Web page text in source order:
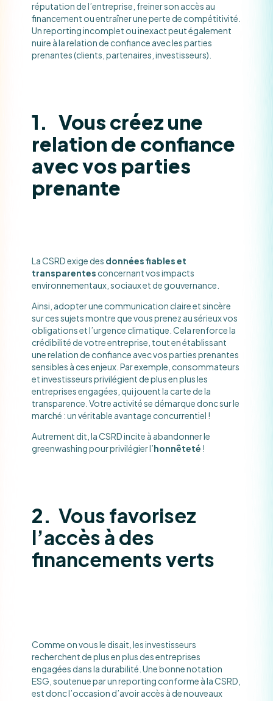
réputation de l’entreprise, freiner son accès au
financement ou entraîner une perte de compétitivité.
Un reporting incomplet ou inexact peut également
nuire à la relation de confiance avec les parties
prenantes (clients, partenaires, investisseurs).
1. Vous créez une
relation de confiance
avec vos parties
prenante
La CSRD exige des données fiables et
transparentes concernant vos impacts
environnementaux, sociaux et de gouvernance.
Ainsi, adopter une communication claire et sincère
sur ces sujets montre que vous prenez au sérieux vos
obligations et l’urgence climatique. Cela renforce la
crédibilité de votre entreprise, tout en établissant
une relation de confiance avec vos parties prenantes
sensibles à ces enjeux. Par exemple, consommateurs
et investisseurs privilégient de plus en plus les
entreprises engagées, qui jouent la carte de la
transparence. Votre activité se démarque donc sur le
marché : un véritable avantage concurrentiel !
Autrement dit, la CSRD incite à abandonner le
greenwashing pour privilégier l’honnêteté !
2.Vous favorisez
l’accès à des
financements verts
Comme on vous le disait, les investisseurs
recherchent de plus en plus des entreprises
engagées dans la durabilité. Une bonne notation
ESG, soutenue par un reporting conforme à la CSRD,
est donc l’occasion d’avoir accès à de nouveaux